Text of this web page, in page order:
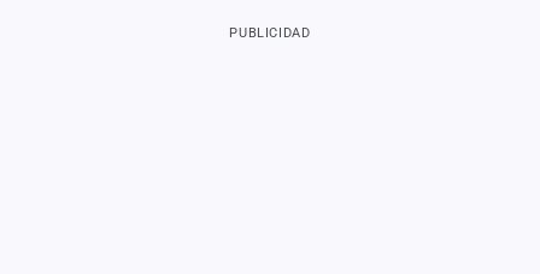
PUBLICIDAD